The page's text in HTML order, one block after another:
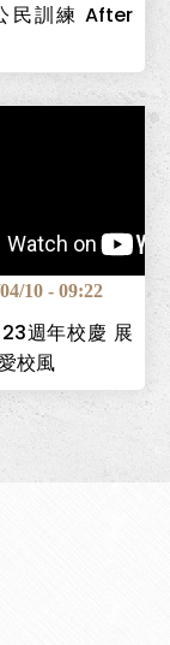
民訓練 After
10 - 09:22
週年校慶 展
校風